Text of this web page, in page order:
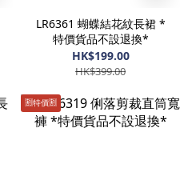
LR6361 蝴蝶結花紋長裙 *
特價貨品不設退換*
HK$199.00
HK$399.00
🈹️特價🈹️